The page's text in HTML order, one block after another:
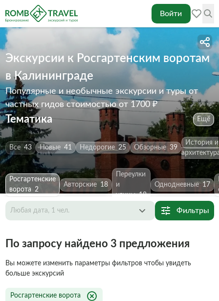
Войти
Экскурсии к Росгартенским воротам
в Калининграде
Популярные и необычные экскурсии и туры от
частных гидов стоимостью от 1700 ₽
Тематика Ещё
Все 43 Новые 41 Недорогие 25 Обзорные 39
История и
Росгартенские
ворота 2
Авторские 18
Переулки
и
улицы 18
Однодневные 17
Любая дата, 1 чел. Фильтры
По запросу найдено 3 предложения
Вы можете изменить параметры фильтров чтобы увидеть
больше экскурсий
Росгартенские ворота